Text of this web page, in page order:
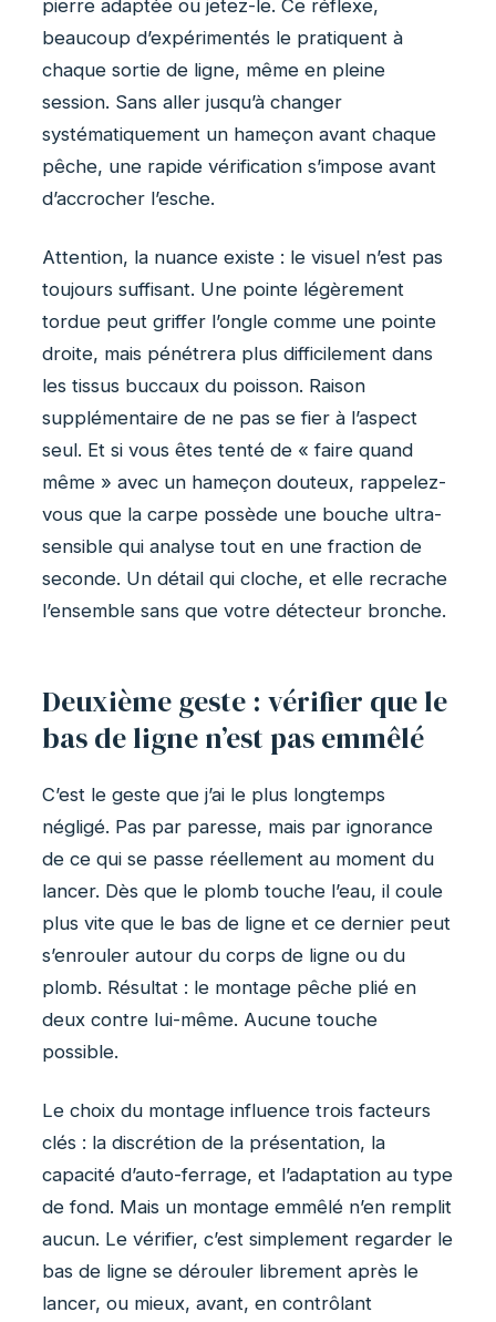
pierre adaptée ou jetez-le. Ce réflexe,
beaucoup d’expérimentés le pratiquent à
chaque sortie de ligne, même en pleine
session. Sans aller jusqu’à changer
systématiquement un hameçon avant chaque
pêche, une rapide vérification s’impose avant
d’accrocher l’esche.
Attention, la nuance existe : le visuel n’est pas
toujours suffisant. Une pointe légèrement
tordue peut griffer l’ongle comme une pointe
droite, mais pénétrera plus difficilement dans
les tissus buccaux du poisson. Raison
supplémentaire de ne pas se fier à l’aspect
seul. Et si vous êtes tenté de « faire quand
même » avec un hameçon douteux, rappelez-
vous que la carpe possède une bouche ultra-
sensible qui analyse tout en une fraction de
seconde. Un détail qui cloche, et elle recrache
l’ensemble sans que votre détecteur bronche.
Deuxième geste : vérifier que le
bas de ligne n’est pas emmêlé
C’est le geste que j’ai le plus longtemps
négligé. Pas par paresse, mais par ignorance
de ce qui se passe réellement au moment du
lancer. Dès que le plomb touche l’eau, il coule
plus vite que le bas de ligne et ce dernier peut
s’enrouler autour du corps de ligne ou du
plomb. Résultat : le montage pêche plié en
deux contre lui-même. Aucune touche
possible.
Le choix du montage influence trois facteurs
clés : la discrétion de la présentation, la
capacité d’auto-ferrage, et l’adaptation au type
de fond. Mais un montage emmêlé n’en remplit
aucun. Le vérifier, c’est simplement regarder le
bas de ligne se dérouler librement après le
lancer, ou mieux, avant, en contrôlant